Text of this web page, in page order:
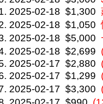
2025-02-18 $1,300
2025-02-18 $1,050
2025-02-18 $5,000
2025-02-18 $2,699
2025-02-17 $2,880
2025-02-17 $1,299
2025-02-17 $3,300